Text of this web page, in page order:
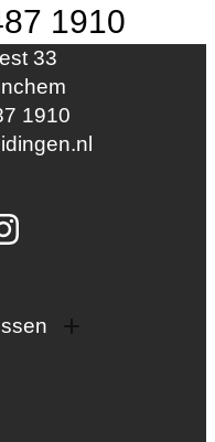
1910
33
1910